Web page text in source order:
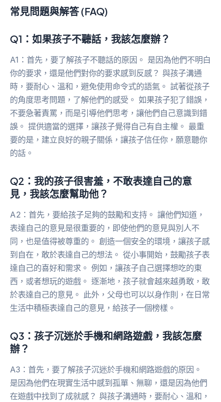
常見問題與解答 (FAQ)
Q1：如果孩子不聽話，我該怎麼辦？
A1：首先，要了解孩子不聽話的原因。 是因為他們不明白
你的要求，還是他們對你的要求感到反感？ 與孩子溝通
時，要耐心、溫和，避免使用命令式的語氣。 試著從孩子
的角度思考問題，了解他們的感受。 如果孩子犯了錯誤，
不要急著責罵，而是引導他們思考，讓他們自己意識到錯
誤。 提供適當的選擇，讓孩子覺得自己有自主權。 最重
要的是，建立良好的親子關係，讓孩子信任你，願意聽你
的話。
Q2：我的孩子很害羞，不敢表達自己的意
見，我該怎麼幫助他？
A2：首先，要給孩子足夠的鼓勵和支持。 讓他們知道，
表達自己的意見是很重要的，即使他們的意見與別人不
同，也是值得被尊重的。 創造一個安全的環境，讓孩子感
到自在，敢於表達自己的想法。 從小事開始，鼓勵孩子表
達自己的喜好和需求。 例如，讓孩子自己選擇想吃的東
西，或者想玩的遊戲。 逐漸地，孩子就會越來越勇敢，敢
於表達自己的意見。 此外，父母也可以以身作則，在日常
生活中積極表達自己的意見，給孩子一個榜樣。
Q3：孩子沉迷於手機和網路遊戲，我該怎麼
辦？
A3：首先，要了解孩子沉迷於手機和網路遊戲的原因。
是因為他們在現實生活中感到孤單、無聊，還是因為他們
在遊戲中找到了成就感？ 與孩子溝通時，要耐心、溫和，